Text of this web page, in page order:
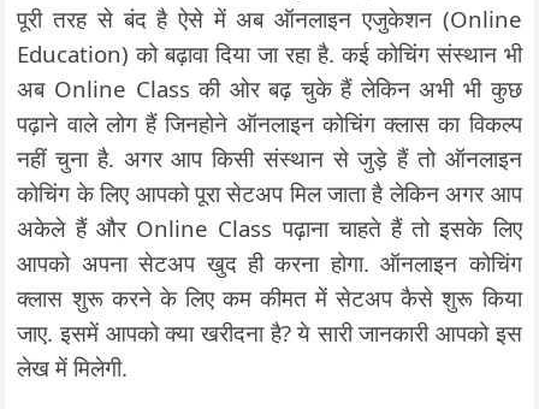
पूरी तरह से बंद है ऐसे में अब ऑनलाइन एजुकेशन (Online
Education) को बढ़ावा दिया जा रहा है. कई कोचिंग संस्थान भी
अब Online Class की ओर बढ़ चुके हैं लेकिन अभी भी कुछ
पढ़ाने वाले लोग हैं जिनहोने ऑनलाइन कोचिंग क्लास का विकल्प
नहीं चुना है. अगर आप किसी संस्थान से जुड़े हैं तो ऑनलाइन
कोचिंग के लिए आपको पूरा सेटअप मिल जाता है लेकिन अगर आप
अकेले हैं और Online Class पढ़ाना चाहते हैं तो इसके लिए
आपको अपना सेटअप खुद ही करना होगा. ऑनलाइन कोचिंग
क्लास शुरू करने के लिए कम कीमत में सेटअप कैसे शुरू किया
जाए. इसमें आपको क्या खरीदना है? ये सारी जानकारी आपको इस
लेख में मिलेगी.